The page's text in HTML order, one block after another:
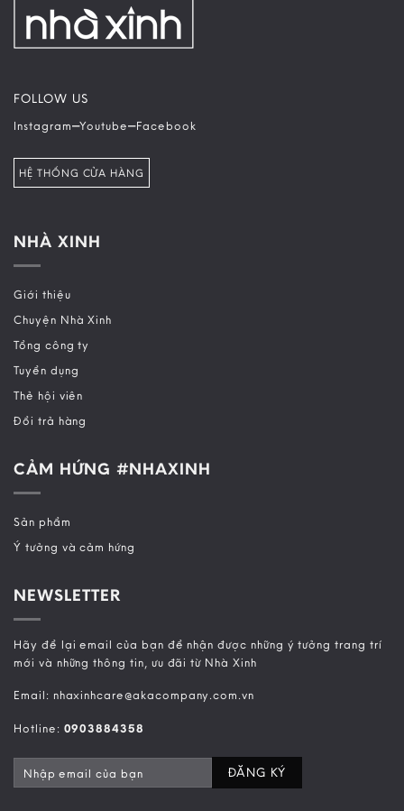
FOLLOW US
Instagram–Youtube–Facebook
HỆ THỐNG CỬA HÀNG
NHÀ XINH
Giới thiệu
Chuyện Nhà Xinh
Tổng công ty
Tuyển dụng
Thẻ hội viên
Đổi trả hàng
CẢM HỨNG #NHAXINH
Sản phẩm
Ý tưởng và cảm hứng
NEWSLETTER
Hãy để lại email của bạn để nhận được những ý tưởng trang trí
mới và những thông tin, ưu đãi từ Nhà Xinh
Email: nhaxinhcare@akacompany.com.vn
Hotline: 0903884358